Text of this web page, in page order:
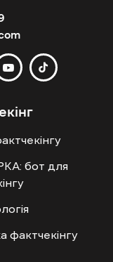
бот для
фактчекінгу